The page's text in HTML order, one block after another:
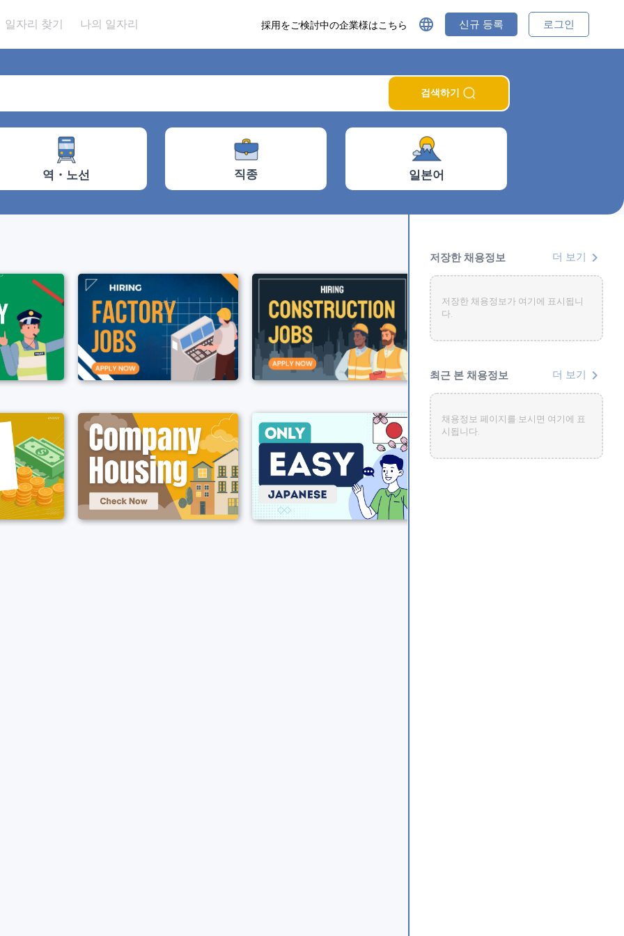
일자리 찾기 나의 일자리 採用をご検討中の企業様はこちら language 신규 등록 로그인
검색하기
역・노선 직종 일본어
저장한 채용정보 더 보기 chevron_right
저장한 채용정보가 여기에 표시됩니
다.
최근 본 채용정보 더 보기 chevron_right
채용정보 페이지를 보시면 여기에 표
시됩니다.